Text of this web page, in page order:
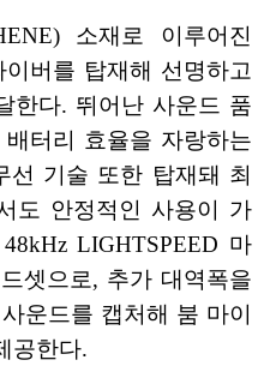
소재로 이루어진
버를 탑재해 선명하고
한다. 뛰어난 사운드 품
터리 효율을 자랑하는
선 기술 또한 탑재돼 최
도 안정적인 사용이 가
LIGHTSPEED 마
셋으로, 추가 대역폭을
운드를 캡처해 붐 마이
공한다.